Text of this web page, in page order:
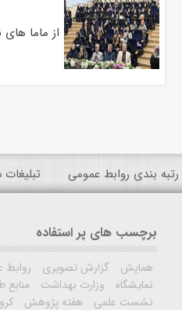
از ماما
رتبه بندی روابط عمومی تبلیغات
برچسب های پر استفاده
همایش گزارش تصویری روابط
نمایشگاه
وزارت بهداشت منابع
نشست علمی
هفته پژوهش